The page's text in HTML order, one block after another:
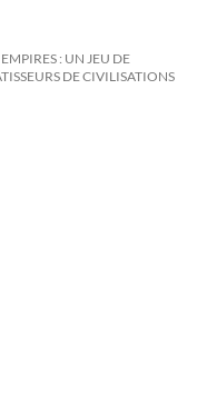
: UN JEU DE
DE CIVILISATIONS